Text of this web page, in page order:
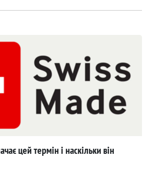
цей термін і наскільки він